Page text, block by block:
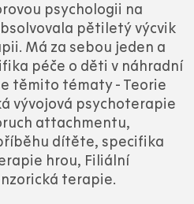
psychologii na
pětiletý výcvik
Má za sebou jeden a
péče o děti v náhradní
těmito tématy - Teorie
vývojová psychoterapie
attachmentu,
dítěte, specifika
hrou, Filiální
terapie.